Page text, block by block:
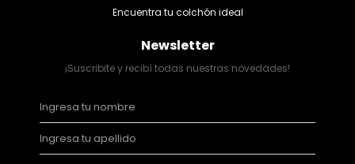
Encuentra tu colchón ideal
Newsletter
¡Suscribite y recibí todas nuestras novedades!